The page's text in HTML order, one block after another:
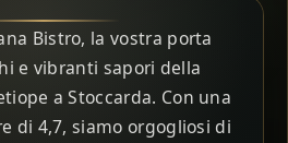
Bistro, la vostra porta
e vibranti sapori della
a Stoccarda. Con una
di 4,7, siamo orgogliosi di